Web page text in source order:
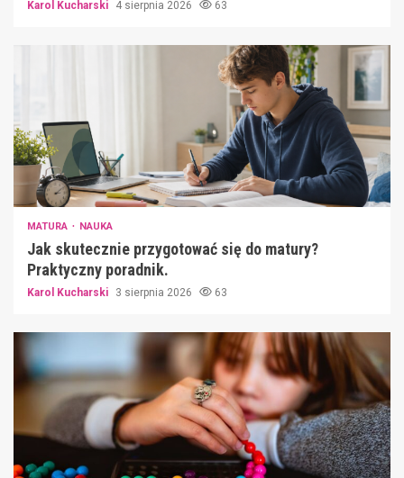
Karol Kucharski 4 sierpnia 2026 63
MATURA NAUKA
Jak skutecznie przygotować się do matury?
Praktyczny poradnik.
Karol Kucharski 3 sierpnia 2026 63